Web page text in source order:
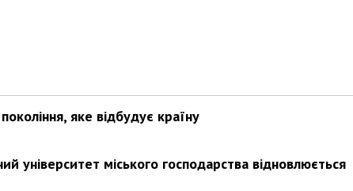
яке відбудує країну
університет міського господарства відновлюється